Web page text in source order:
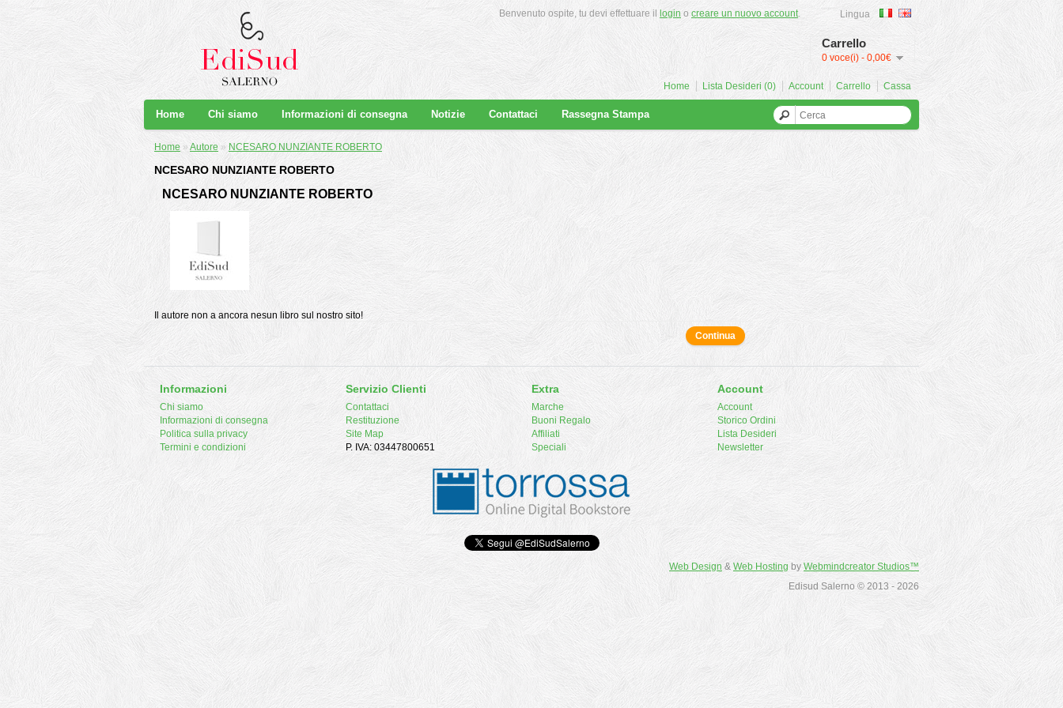
Lingua
Carrello
0 voce(i) - 0,00€
Benvenuto ospite, tu devi effettuare il login o creare un nuovo account.
Home Lista Desideri (0) Account Carrello Cassa
Home Chi siamo Informazioni di consegna Notizie Contattaci Rassegna Stampa
Home » Autore » NCESARO NUNZIANTE ROBERTO
NCESARO NUNZIANTE ROBERTO
NCESARO NUNZIANTE ROBERTO
Il autore non a ancora nesun libro sul nostro sito!
Continua
Informazioni
Chi siamo
Informazioni di consegna
Politica sulla privacy
Termini e condizioni
Servizio Clienti
Contattaci
Restituzione
Site Map
P. IVA: 03447800651
Extra
Marche
Buoni Regalo
Affiliati
Speciali
Account
Account
Storico Ordini
Lista Desideri
Newsletter
Web Design & Web Hosting by Webmindcreator Studios™
Edisud Salerno © 2013 - 2026